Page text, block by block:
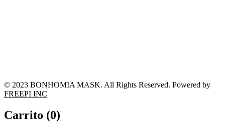
© 2023 BONHOMIA MASK. All Rights Reserved. Powered by
FREEPI INC
Carrito (0)